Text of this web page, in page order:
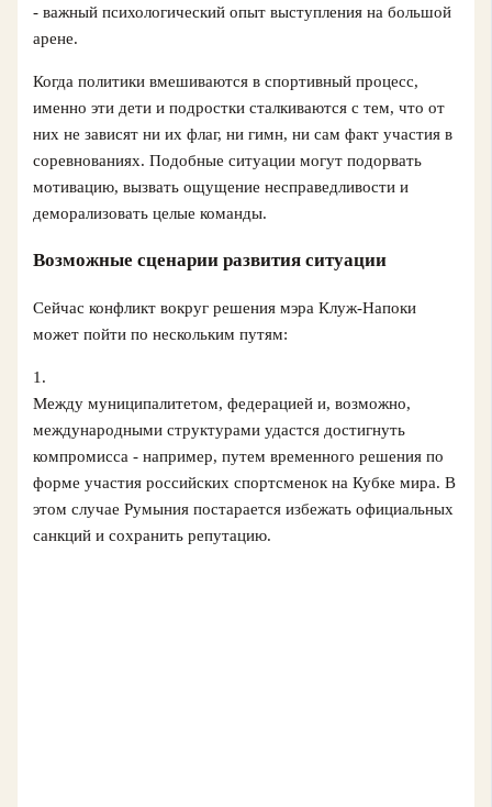
- важный психологический опыт выступления на большой
арене.
Когда политики вмешиваются в спортивный процесс,
именно эти дети и подростки сталкиваются с тем, что от
них не зависят ни их флаг, ни гимн, ни сам факт участия в
соревнованиях. Подобные ситуации могут подорвать
мотивацию, вызвать ощущение несправедливости и
деморализовать целые команды.
Возможные сценарии развития ситуации
Сейчас конфликт вокруг решения мэра Клуж-Напоки
может пойти по нескольким путям:
1.
Между муниципалитетом, федерацией и, возможно,
международными структурами удастся достигнуть
компромисса - например, путем временного решения по
форме участия российских спортсменок на Кубке мира. В
этом случае Румыния постарается избежать официальных
санкций и сохранить репутацию.